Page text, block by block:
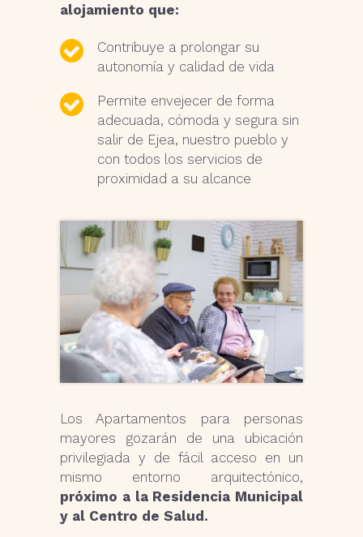
alojamiento que:
Contribuye a prolongar su
autonomía y calidad de vida
Permite envejecer de forma
adecuada, cómoda y segura sin
salir de Ejea, nuestro pueblo y
con todos los servicios de
proximidad a su alcance
Los Apartamentos para personas
mayores gozarán de una ubicación
privilegiada y de fácil acceso en un
mismo entorno arquitectónico,
próximo a la Residencia Municipal
y al Centro de Salud.